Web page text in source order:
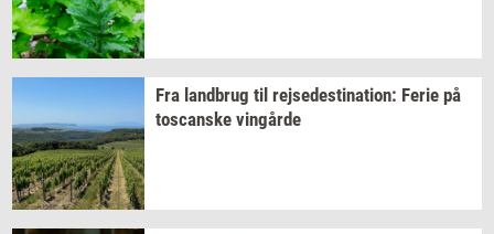
Fra land­brug til rej­se­desti­na­tion: Ferie på
toscan­ske vin­går­de